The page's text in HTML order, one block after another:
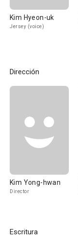
Kim Hyeon-uk
Jersey (voice)
Dirección
Kim Yong-hwan
Director
Escritura